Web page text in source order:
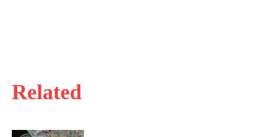
Related